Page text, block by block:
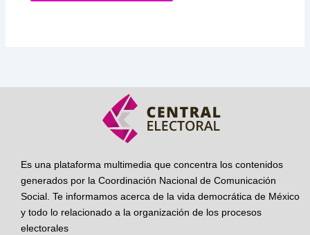
Es una plataforma multimedia que concentra los contenidos
generados por la Coordinación Nacional de Comunicación
Social. Te informamos acerca de la vida democrática de México
y todo lo relacionado a la organización de los procesos
electorales